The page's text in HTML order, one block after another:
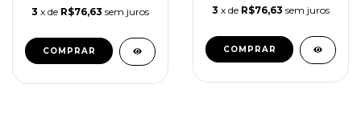
3 x de R$76,63 sem juros
COMPRAR
3 x de R$76,63 sem juros
COMPRAR